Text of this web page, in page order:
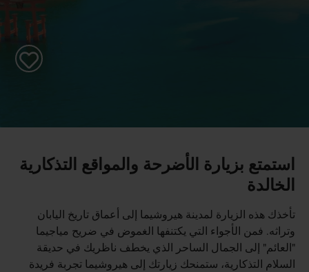
استمتع بزيارة الأضرحة والمواقع التذكارية
الخالدة
تأخذك هذه الزيارة لمدينة هيروشيما إلى أعماق تاريخ اليابان
وتراثه. فمن الأجواء التي يكتنفها الغموض في ضريح مياجيما
"العائم" إلى الجمال الساحر الذي يخطف ناظريك في حديقة
السلام التذكارية، ستمنحك زيارتك إلى هيروشيما تجربة فريدة